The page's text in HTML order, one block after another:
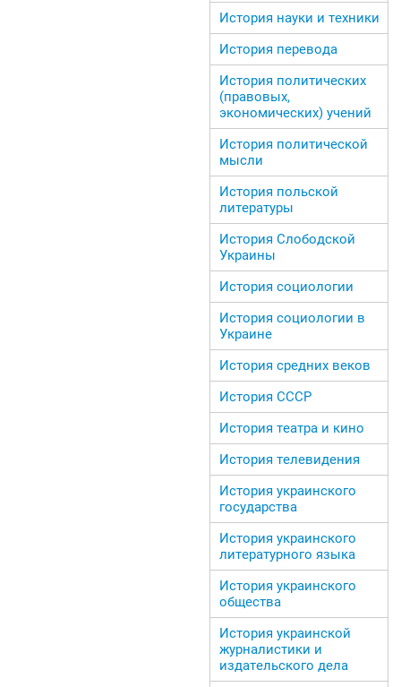
История науки и техники
История перевода
История политических
(правовых,
экономических) учений
История политической
мысли
История польской
литературы
История Слободской
Украины
История социологии
История социологии в
Украине
История средних веков
История СССР
История театра и кино
История телевидения
История украинского
государства
История украинского
литературного языка
История украинского
общества
История украинской
журналистики и
издательского дела